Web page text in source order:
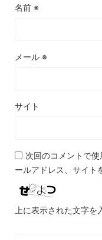
名前 ※
メール ※
サイト
次回のコメントで
ールアドレス、サイト
上に表示された文字を